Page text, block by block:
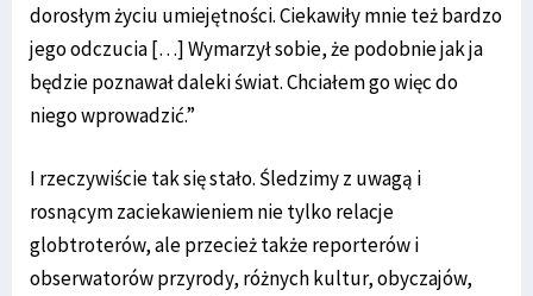
dorosłym życiu umiejętności. Ciekawiły mnie też bardzo
jego odczucia […] Wymarzył sobie, że podobnie jak ja
będzie poznawał daleki świat. Chciałem go więc do
niego wprowadzić.”
I rzeczywiście tak się stało. Śledzimy z uwagą i
rosnącym zaciekawieniem nie tylko relacje
globtroterów, ale przecież także reporterów i
obserwatorów przyrody, różnych kultur, obyczajów,